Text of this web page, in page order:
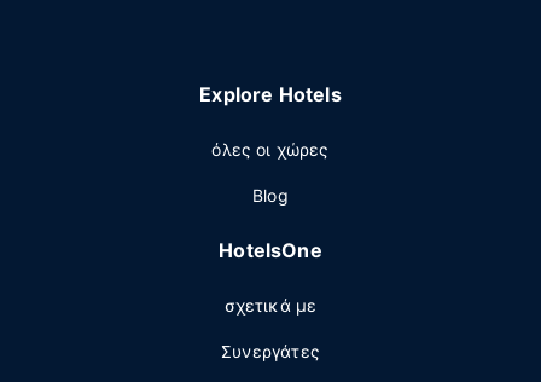
Explore Hotels
όλες οι χώρες
Blog
HotelsOne
σχετικά με
Συνεργάτες